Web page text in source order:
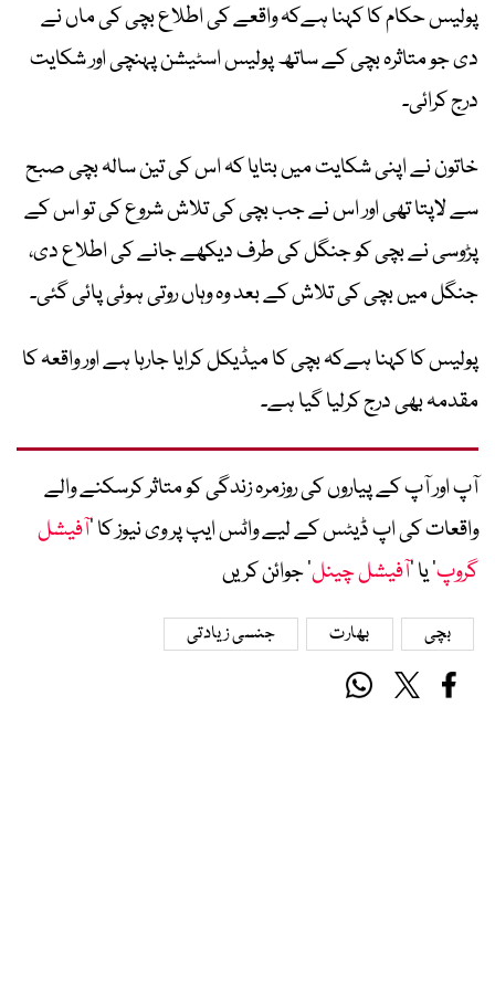
پولیس حکام کا کہنا ہےکہ واقعے کی اطلاع بچی کی ماں نے
دی جو متاثرہ بچی کے ساتھ پولیس اسٹیشن پہنچی اور شکایت
درج کرائی۔
خاتون نے اپنی شکایت میں بتایا کہ اس کی تین سالہ بچی صبح
سے لاپتا تھی اور اس نے جب بچی کی تلاش شروع کی تو اس کے
پڑوسی نے بچی کو جنگل کی طرف دیکھے جانے کی اطلاع دی،
جنگل میں بچی کی تلاش کے بعد وہ وہاں روتی ہوئی پائی گئی۔
پولیس کا کہنا ہےکہ بچی کا میڈیکل کرایا جارہا ہے اور واقعہ کا
مقدمہ بھی درج کرلیا گیا ہے۔
آپ اور آپ کے پیاروں کی روزمرہ زندگی کو متاثر کرسکنے والے
واقعات کی اپ ڈیٹس کے لیے واٹس ایپ پر وی نیوز کا ’آفیشل
گروپ‘ یا ’آفیشل چینل‘ جوائن کریں
بچی بھارت جنسی زیادتی